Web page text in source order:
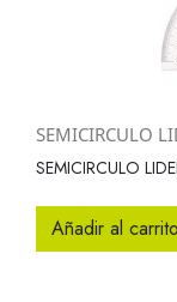
SEMICIRCULO
SEMICIRCULO
Añadir al carrito